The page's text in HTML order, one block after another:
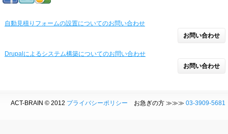
自動見積りフォームの設置についてのお問い合わせ
お問い合わせ
Drupalによるシステム構築についてのお問い合わせ
お問い合わせ
ACT-BRAIN © 2012 プライバシーポリシー お急ぎの方 ≫≫≫ 03-3909-5681